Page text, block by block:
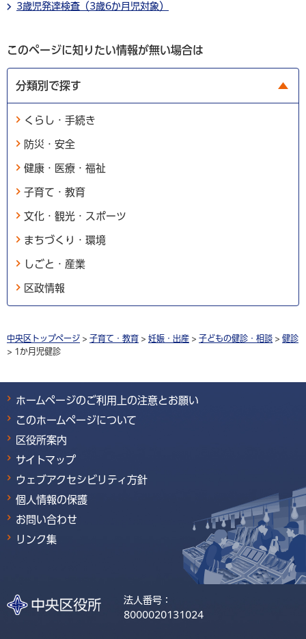
3歳児発達検査（3歳6か月児対象）
このページに知りたい情報が無い場合は
分類別で探す
くらし・手続き
防災・安全
健康・医療・福祉
子育て・教育
文化・観光・スポーツ
まちづくり・環境
しごと・産業
区政情報
中央区トップページ > 子育て・教育 > 妊娠・出産 > 子どもの健診・相談 > 健診
> 1か月児健診
ホームページのご利用上の注意とお願い
このホームページについて
区役所案内
サイトマップ
ウェブアクセシビリティ方針
個人情報の保護
お問い合わせ
リンク集
法人番号：
8000020131024